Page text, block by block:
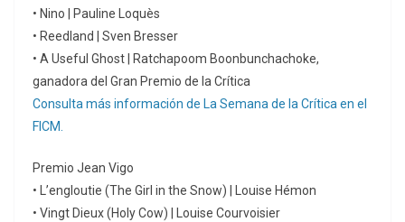
• Nino | Pauline Loquès
• Reedland | Sven Bresser
• A Useful Ghost | Ratchapoom Boonbunchachoke,
ganadora del Gran Premio de la Crítica
Consulta más información de La Semana de la Crítica en el
FICM.
Premio Jean Vigo
• L’engloutie (The Girl in the Snow) | Louise Hémon
• Vingt Dieux (Holy Cow) | Louise Courvoisier